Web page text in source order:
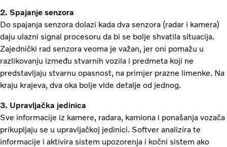
2. Spajanje senzora
Do spajanja senzora dolazi kada dva senzora (radar i kamera)
daju ulazni signal procesoru da bi se bolje shvatila situacija.
Zajednički rad senzora veoma je važan, jer oni pomažu u
razlikovanju između stvarnih vozila i predmeta koji ne
predstavljaju stvarnu opasnost, na primjer prazne limenke. Na
kraju krajeva, dva oka bolje vide detalje od jednog.
3. Upravljačka jedinica
Sve informacije iz kamere, radara, kamiona i ponašanja vozača
prikupljaju se u upravljačkoj jedinici. Softver analizira te
informacije i aktivira sistem upozorenja i kočni sistem ako